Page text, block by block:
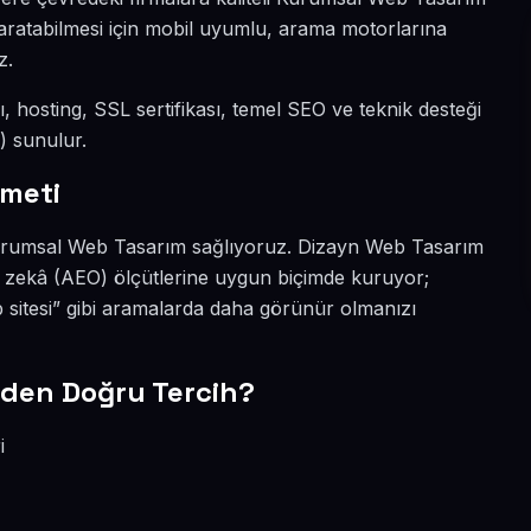
için mobil uyumlu, arama motorlarına
hosting, SSL sertifikası, temel SEO ve teknik desteği
sunulur.
Web Tasarım sağlıyoruz. Dizayn Web Tasarım
(AEO) ölçütlerine uygun biçimde kuruyor;
gibi aramalarda daha görünür olmanızı
Doğru Tercih?